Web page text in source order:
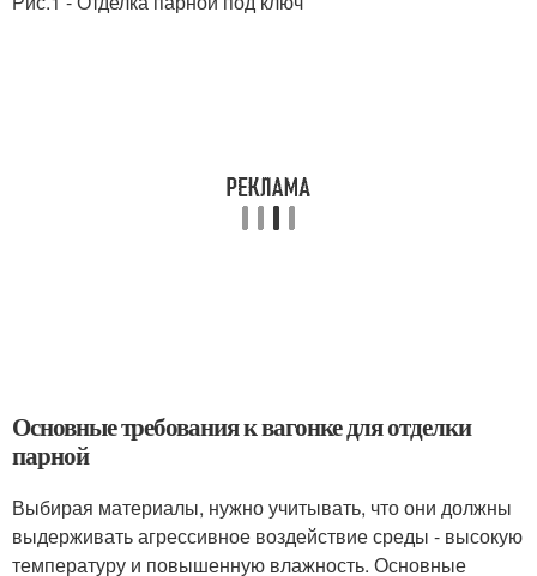
Основные требования к вагонке для отделки
парной
Выбирая материалы, нужно учитывать, что они должны
выдерживать агрессивное воздействие среды - высокую
температуру и повышенную влажность. Основные